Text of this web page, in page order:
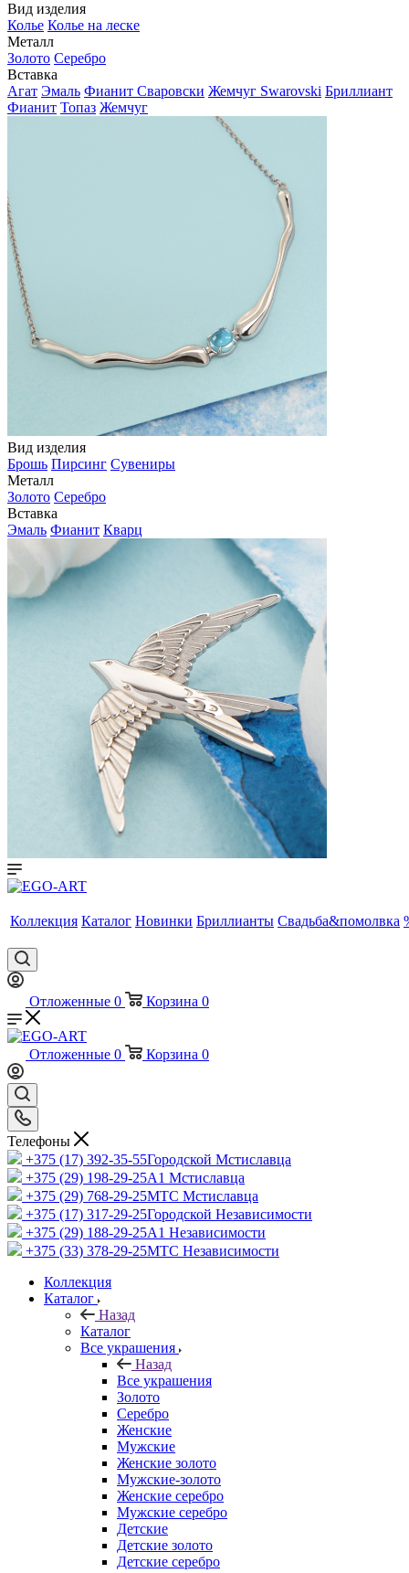
Вид изделия
Колье Колье на леске
Металл
Золото Серебро
Вставка
Агат Эмаль Фианит Сваровски Жемчуг Swarovski Бриллиант
Фианит Топаз Жемчуг
Вид изделия
Брошь Пирсинг Сувениры
Металл
Золото Серебро
Вставка
Эмаль Фианит Кварц
Коллекция Каталог Новинки Бриллианты Свадьба&помолвка
Отложенные 0 Корзина 0
Отложенные 0 Корзина 0
Телефоны
+375 (17) 392-35-55Городской Мстиславца
+375 (29) 198-29-25A1 Мстиславца
+375 (29) 768-29-25МТС Мстиславца
+375 (17) 317-29-25Городской Независимости
+375 (29) 188-29-25A1 Независимости
+375 (33) 378-29-25МТС Независимости
Коллекция
Каталог
Назад
Каталог
Все украшения
Назад
Все украшения
Золото
Серебро
Женские
Мужские
Женские золото
Мужские-золото
Женские серебро
Мужские серебро
Детские
Детские золото
Детские серебро